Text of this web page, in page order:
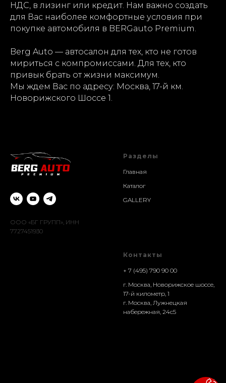
НДС, в лизинг или кредит. Нам важно создать
для Вас наиболее комфортные условия при
покупке автомобиля в BERGauto Premium.
Berg Auto — автосалон для тех, кто не готов
мириться с компромиссами. Для тех, кто
привык брать от жизни максимум.
Мы ждем Вас по адресу: Москва, 17-й км.
Новорижского Шоссе 1.
ООО «БГ ГРУПП», ИНН
7727451930
Разделы
Главная
Каталог
GALLERY
Контакты
+ 7 (495) 790 90 00
г. Москва, Новорижское шоссе,
17-й километр, 1
г. Москва, Лужнецкая
набережная, 24с5